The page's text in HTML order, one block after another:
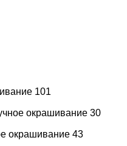
101
окрашивание 30
окрашивание 43